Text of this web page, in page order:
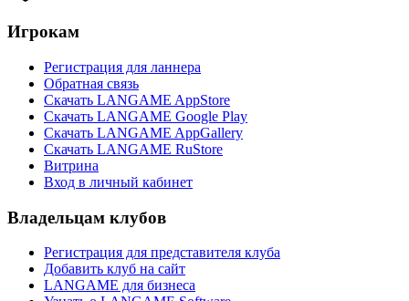
Игрокам
Регистрация для ланнера
Обратная связь
Скачать LANGAME AppStore
Скачать LANGAME Google Play
Скачать LANGAME AppGallery
Скачать LANGAME RuStore
Витрина
Вход в личный кабинет
Владельцам клубов
Регистрация для представителя клуба
Добавить клуб на сайт
LANGAME для бизнеса